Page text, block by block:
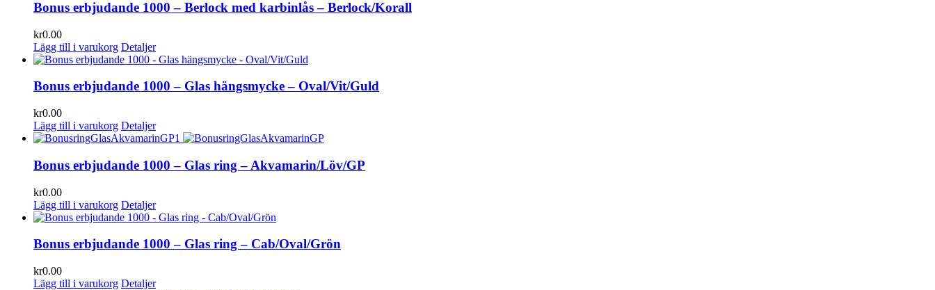
Bonus erbjudande 1000 – Berlock med karbinlås – Berlock/Korall
kr0.00
Lägg till i varukorg Detaljer
Bonus erbjudande 1000 – Glas hängsmycke – Oval/Vit/Guld
kr0.00
Lägg till i varukorg Detaljer
Bonus erbjudande 1000 – Glas ring – Akvamarin/Löv/GP
kr0.00
Lägg till i varukorg Detaljer
Bonus erbjudande 1000 – Glas ring – Cab/Oval/Grön
kr0.00
Lägg till i varukorg Detaljer